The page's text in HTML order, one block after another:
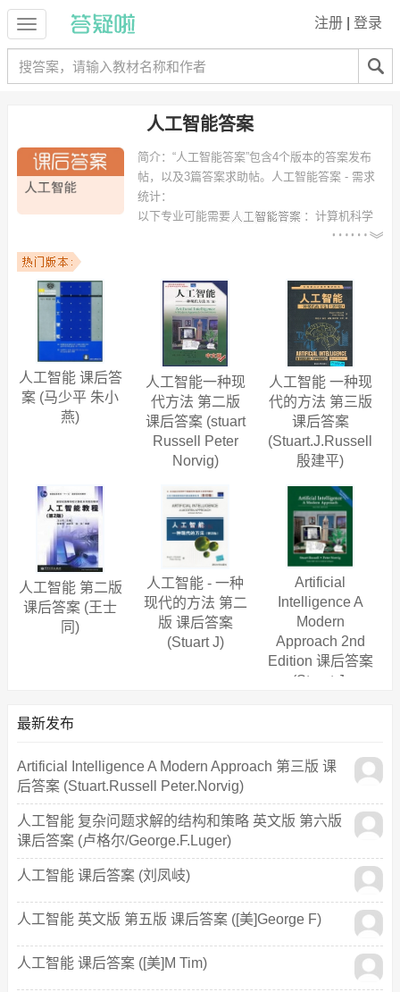
注册 登录
人工智能答案
简介： “人工智能答案”包含4个版本的答案发布
帖，以及3篇答案求助帖。 人工智能答案 - 需求
统计：
以下专业可能需要
：计算机科学
与技术、软件工程、网络工程、信息安全、软件开发、computer
science、电气工程与自动化、资讯科技、教育技术学、计算机网络技术
等专业。
以下学校的同学下载过
人工智能答案：华南理工大学、清华大学、广东
工业大学、兰州大学、澳门科技大学、中山大学、北京邮电大学、江西
农业大学、江苏科技大学、贵州大学 等。
人工智能 课后答
案 (马少平 朱小
燕)
人工智能一种现
代方法 第二版
课后答案 (stuart
Russell Peter
Norvig)
人工智能 一种现
代的方法 第三版
课后答案
(Stuart.J.Russell
殷建平)
人工智能 第二版
课后答案 (王士
同)
人工智能 - 一种
现代的方法 第二
版 课后答案
(Stuart J)
Artificial
Intelligence A
Modern
Approach 2nd
Edition 课后答案
(Stuart J.
最新发布
Artificial Intelligence A Modern Approach 第三版 课
后答案 (Stuart.Russell Peter.Norvig)
人工智能 复杂问题求解的结构和策略 英文版 第六版
课后答案 (卢格尔/George.F.Luger)
人工智能 课后答案 (刘凤岐)
人工智能 英文版 第五版 课后答案 ([美]George F)
人工智能 课后答案 ([美]M Tim)